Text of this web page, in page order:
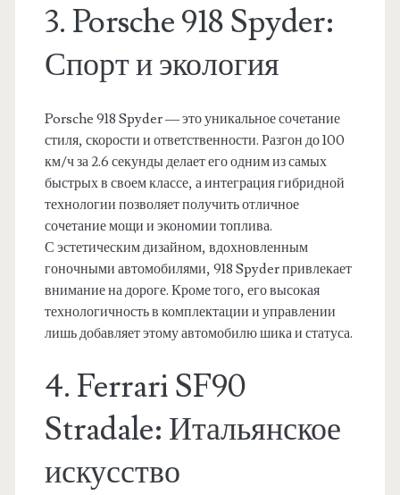
3. Porsche 918 Spyder:
Спорт и экология
Porsche 918 Spyder — это уникальное сочетание
стиля, скорости и ответственности. Разгон до 100
км/ч за 2.6 секунды делает его одним из самых
быстрых в своем классе, а интеграция гибридной
технологии позволяет получить отличное
сочетание мощи и экономии топлива.
С эстетическим дизайном, вдохновленным
гоночными автомобилями, 918 Spyder привлекает
внимание на дороге. Кроме того, его высокая
технологичность в комплектации и управлении
лишь добавляет этому автомобилю шика и статуса.
4. Ferrari SF90
Stradale: Итальянское
искусство